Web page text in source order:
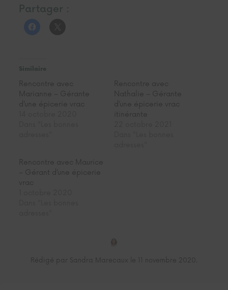
Rencontre avec
Marianne – Gérante
d’une épicerie vrac
Rencontre avec
Nathalie – Gérante
d’une épicerie vrac
itinérante
Rencontre avec Maurice
– Gérant d’une épicerie
vrac
Rédigé par Sandra Marecaux le 11 novembre 2020.